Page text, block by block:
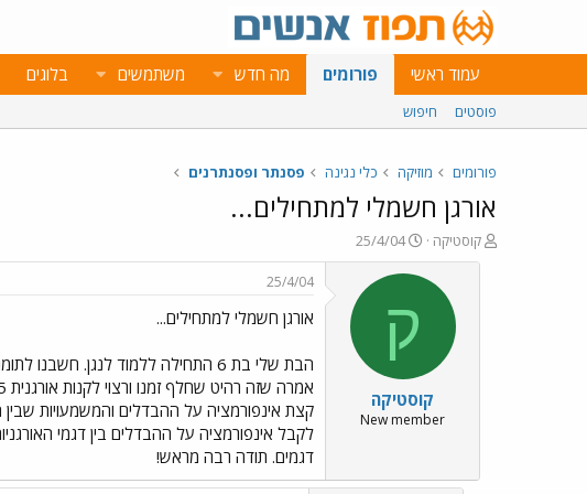
עמוד ראשי פורומים מה חדש משתמשים בלוגים
פוסטים חיפוש
פורומים מוזיקה כלי נגינה פסנתר ופסנתרנים
אורגן חשמלי למתחילים...
פ
ו
קוסטיקה
פ
ו
ר
ם
ב
א
ר
י
25/4/04
ק
קוסטיקה
New member
25/4/04
אורגן חשמלי למתחילים...
לקבל אינפורמציה על ההבדלים בין דגמי
דגמים. תודה רבה מראש!